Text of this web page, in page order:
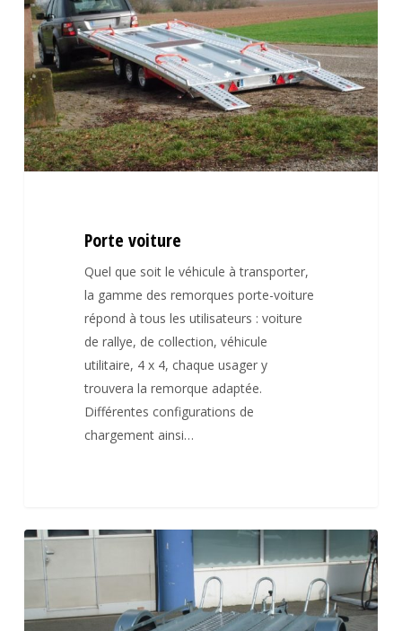
Porte voiture
Quel que soit le véhicule à transporter,
la gamme des remorques porte-voiture
répond à tous les utilisateurs : voiture
de rallye, de collection, véhicule
utilitaire, 4 x 4, chaque usager y
trouvera la remorque adaptée.
Différentes configurations de
chargement ainsi…
Porte
moto